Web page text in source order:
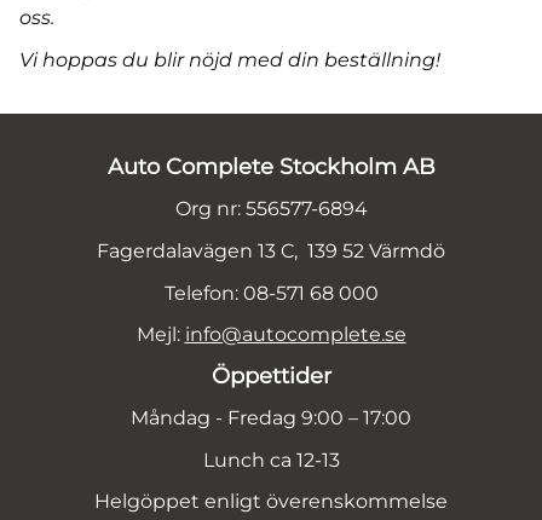
oss.
Vi hoppas du blir nöjd med din beställning!
Auto Complete Stockholm AB
Org nr: 556577-6894
Fagerdalavägen 13 C, 139 52 Värmdö
Telefon: 08-571 68 000
Mejl: info@autocomplete.se
Öppettider
Måndag - Fredag 9:00 – 17:00
Lunch ca 12-13
Helgöppet enligt överenskommelse